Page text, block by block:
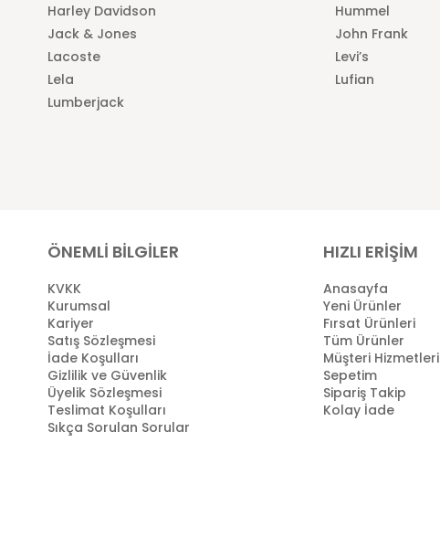
Harley Davidson
Hummel
Jack & Jones
John Frank
Lacoste
Levi’s
Lela
Lufian
Lumberjack
ÖNEMLİ BİLGİLER
KVKK
Kurumsal
Kariyer
Satış Sözleşmesi
İade Koşulları
Gizlilik ve Güvenlik
Üyelik Sözleşmesi
Teslimat Koşulları
Sıkça Sorulan Sorular
HIZLI ERİŞİM
Anasayfa
Yeni Ürünler
Fırsat Ürünleri
Tüm Ürünler
Müşteri Hizmetleri
Sepetim
Sipariş Takip
Kolay İade